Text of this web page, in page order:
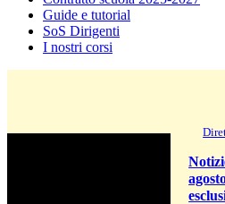
Guide e tutorial
SoS Dirigenti
I nostri corsi